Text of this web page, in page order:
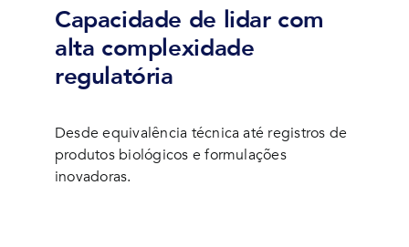
Capacidade de lidar com
alta complexidade
regulatória
Desde equivalência técnica até registros de
produtos biológicos e formulações
inovadoras.